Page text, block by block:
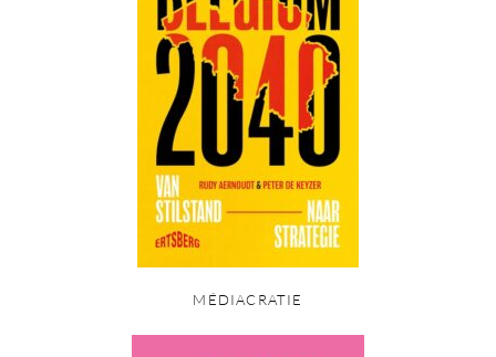
MÉDIACRATIE